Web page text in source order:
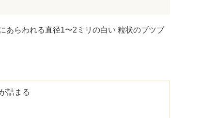
ル
あらわれる直径1〜2ミリの白い 粒状のブツブ
詰まる